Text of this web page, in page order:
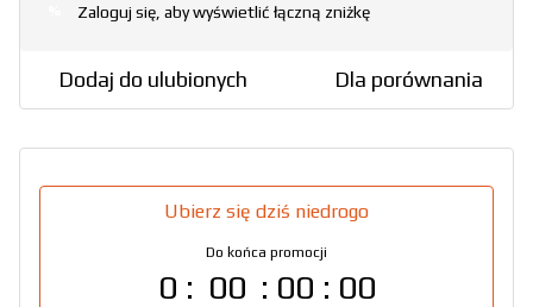
Zaloguj się, aby wyświetlić łączną zniżkę
Dodaj do ulubionych Dla porównania
Ubierz się dziś niedrogo
Do końca promocji
0 00 00 00